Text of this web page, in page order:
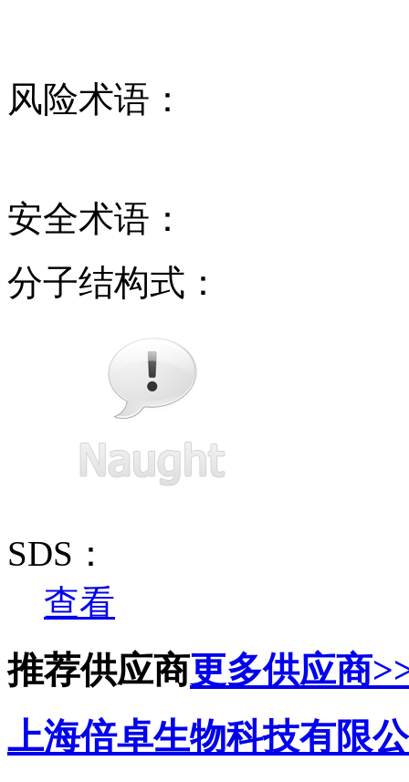
风险术语：
安全术语：
分子结构式：
SDS：
查看
推荐供应商更多供应商
上海倍卓生物科技有限